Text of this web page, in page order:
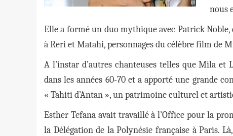
nous
Elle a formé un duo mythique avec Patrick Noble,
à Reri et Matahi, personnages du célèbre film de
A l’instar d’autres chanteuses telles que Mila et
dans les années 60-70 et a apporté une grande
« Tahiti d’Antan », un patrimoine culturel et
Esther Tefana avait travaillé à l’Office pour la
la Délégation de la Polynésie française à Paris.